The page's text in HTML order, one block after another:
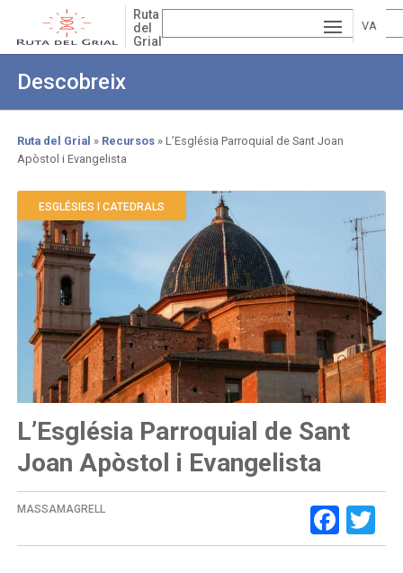
main
Ruta
del
Grial
VA
Descobreix
Breadcrumb
Ruta del Grial Recursos
L’Església Parroquial de Sant Joan
Apòstol i Evangelista
ESGLÉSIES I CATEDRALS
L’Església Parroquial de Sant
Joan Apòstol i Evangelista
MASSAMAGRELL